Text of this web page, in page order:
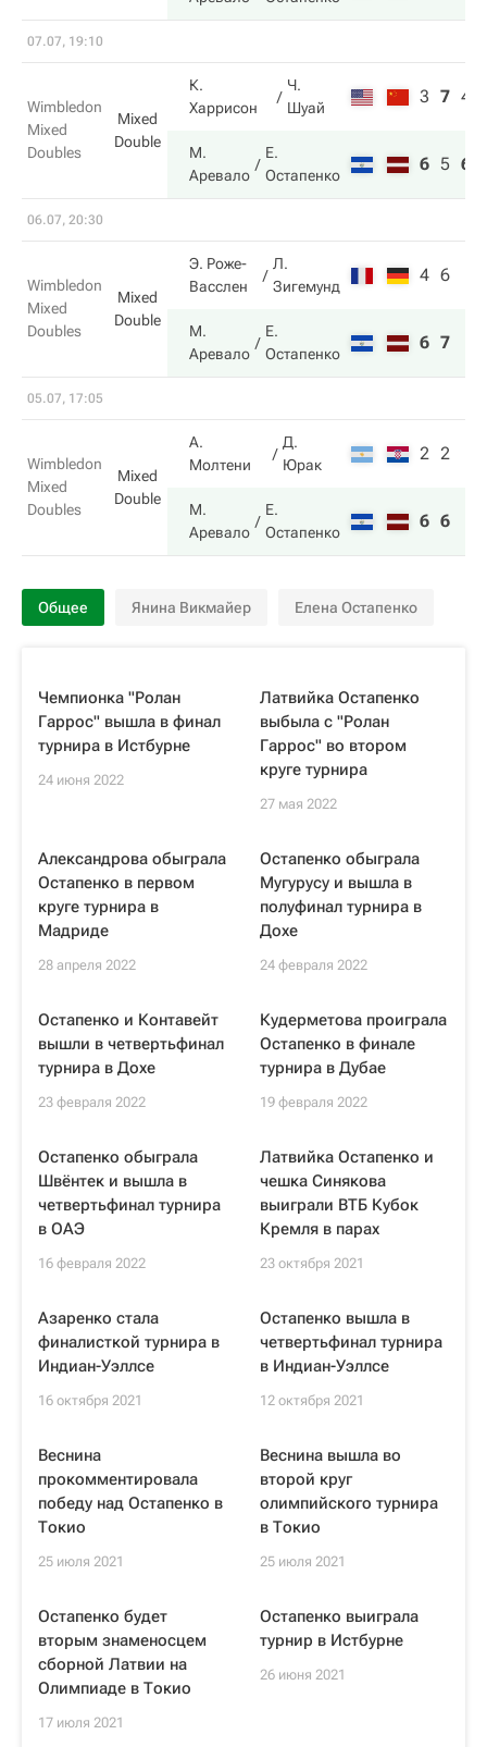
07.07, 19:10
Wimbledon
Mixed
Doubles
Mixed
Double
К.
Харрисон
Ч.
Шуай
3 7 4
М.
Аревало
Е.
Остапенко
6 5 6
06.07, 20:30
Wimbledon
Mixed
Doubles
Mixed
Double
Э. Роже-
Васслен
Л.
Зигемунд
4 6
М.
Аревало
Е.
Остапенко
6 7
05.07, 17:05
Wimbledon
Mixed
Doubles
Mixed
Double
А.
Молтени
Д.
Юрак
2 2
М.
Аревало
Е.
Остапенко
6 6
Общее Янина Викмайер Елена Остапенко
Чемпионка "Ролан
Гаррос" вышла в финал
турнира в Истбурне
24 июня 2022
Латвийка Остапенко
выбыла с "Ролан
Гаррос" во втором
круге турнира
27 мая 2022
Александрова обыграла
Остапенко в первом
круге турнира в
Мадриде
28 апреля 2022
Остапенко обыграла
Мугурусу и вышла в
полуфинал турнира в
Дохе
24 февраля 2022
Остапенко и Контавейт
вышли в четвертьфинал
турнира в Дохе
23 февраля 2022
Кудерметова проиграла
Остапенко в финале
турнира в Дубае
19 февраля 2022
Остапенко обыграла
Швёнтек и вышла в
четвертьфинал турнира
в ОАЭ
16 февраля 2022
Латвийка Остапенко и
чешка Синякова
выиграли ВТБ Кубок
Кремля в парах
23 октября 2021
Азаренко стала
финалисткой турнира в
Индиан-Уэллсе
16 октября 2021
Остапенко вышла в
четвертьфинал турнира
в Индиан-Уэллсе
12 октября 2021
Веснина
прокомментировала
победу над Остапенко в
Токио
25 июля 2021
Веснина вышла во
второй круг
олимпийского турнира
в Токио
25 июля 2021
Остапенко будет
вторым знаменосцем
сборной Латвии на
Олимпиаде в Токио
17 июля 2021
Остапенко выиграла
турнир в Истбурне
26 июня 2021